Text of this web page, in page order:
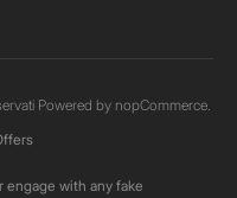
Powered by nopCommerce.
engage with any fake